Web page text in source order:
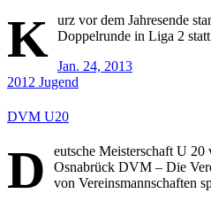
K urz vor dem Jahresende
Doppelrunde in Liga 2
Jan. 24, 2013
2012 Jugend
DVM U20
D
eutsche Meisterschaft U
Osnabrück DVM – Die
von Vereinsmannschaften